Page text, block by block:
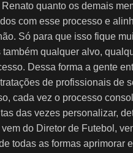
quanto os demais
com esse processo e
Só para que isso fique
qualquer alvo,
Dessa forma a gente
de profissionais de
cada vez o processo
das vezes personalizar,
do Diretor de Futebol,
todas as formas aprimorar